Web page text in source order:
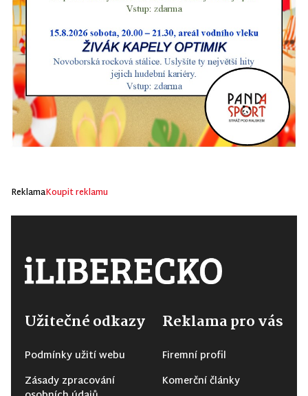
ReklamaKoupit reklamu
Užitečné odkazy
Podmínky užití webu
Zásady zpracování
Reklama pro vás
Firemní profil
Komerční články